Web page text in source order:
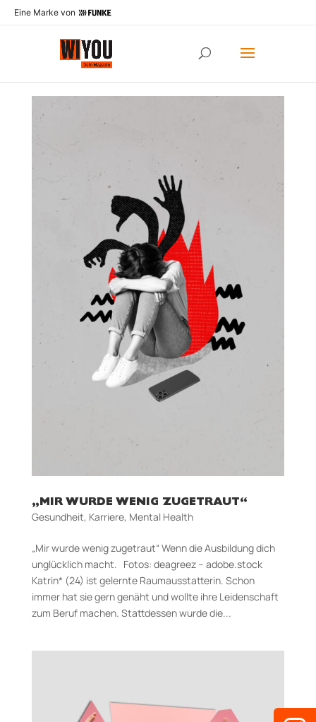
Eine Marke von
„MIR WURDE WENIG ZUGETRAUT“
Gesundheit, Karriere, Mental Health
„Mir wurde wenig zugetraut“ Wenn die Ausbildung dich
unglücklich macht. Fotos: deagreez – adobe.stock
Katrin* (24) ist gelernte Raumausstatterin. Schon
immer hat sie gern genäht und wollte ihre Leidenschaft
zum Beruf machen. Stattdessen wurde die...